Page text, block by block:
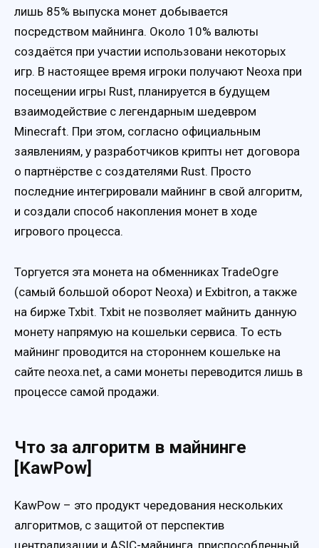
лишь 85% выпуска монет добывается
посредством майнинга. Около 10% валюты
создаётся при участии использовани некоторых
игр. В настоящее время игроки получают Neoxa при
посещении игры Rust, планируется в будущем
взаимодействие с легендарным шедевром
Minecraft. При этом, согласно официальным
заявлениям, у разработчиков крипты нет договора
о партнёрстве с создателями Rust. Просто
последние интегрировали майнинг в свой алгоритм,
и создали способ накопления монет в ходе
игрового процесса.
Торгуется эта монета на обменниках TradeOgre
(самый большой оборот Neoxa) и Exbitron, а также
на бирже Txbit. Txbit не позволяет майнить данную
монету напрямую на кошельки сервиса. То есть
майнинг проводится на стороннем кошельке на
сайте neoxa.net, а сами монеты переводится лишь в
процессе самой продажи.
Что за алгоритм в майнинге
[KawPow]
KawPow – это продукт чередования нескольких
алгоритмов, с защитой от перспектив